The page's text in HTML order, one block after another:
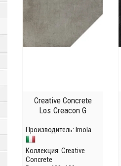
Creative Concrete
Los.Creacon G
Производитель: Imola
Коллекция: Creative
Concrete